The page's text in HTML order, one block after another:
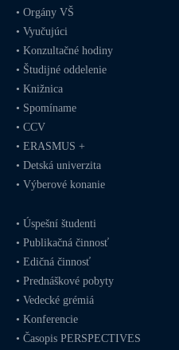
•Orgány VŠ
• Vyučujúci
• Konzultačné hodiny
• Študijné oddelenie
• Knižnica
• Spomíname
•CCV
•ERASMUS +
•Detská univerzita
•Výberové konanie
•Úspešní študenti
•Publikačná činnosť
•Edičná činnosť
•Prednáškové pobyty
•Vedecké grémiá
•Konferencie
• Časopis PERSPECTIVES